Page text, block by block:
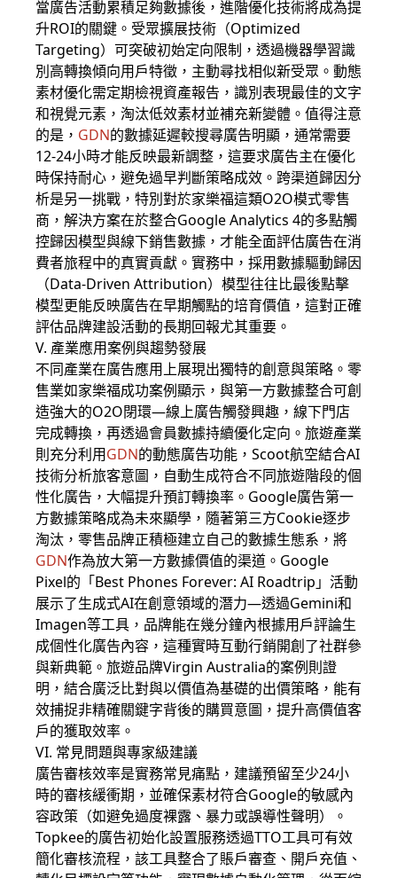
當廣告活動累積足夠數據後，進階優化技術將成為提
升ROI的關鍵。受眾擴展技術（Optimized
Targeting）可突破初始定向限制，透過機器學習識
別高轉換傾向用戶特徵，主動尋找相似新受眾。動態
素材優化需定期檢視資產報告，識別表現最佳的文字
和視覺元素，淘汰低效素材並補充新變體。值得注意
的是， GDN的數據延遲較搜尋廣告明顯，通常需要
12-24小時才能反映最新調整，這要求廣告主在優化
時保持耐心，避免過早判斷策略成效。跨渠道歸因分
析是另一挑戰，特別對於家樂福這類O2O模式零售
商，解決方案在於整合Google Analytics 4的多點觸
控歸因模型與線下銷售數據，才能全面評估廣告在消
費者旅程中的真實貢獻。實務中，採用數據驅動歸因
（Data-Driven Attribution）模型往往比最後點擊
模型更能反映廣告在早期觸點的培育價值，這對正確
評估品牌建設活動的長期回報尤其重要。
V. 產業應用案例與趨勢發展
不同產業在廣告應用上展現出獨特的創意與策略。零
售業如家樂福成功案例顯示，與第一方數據整合可創
造強大的O2O閉環—線上廣告觸發興趣，線下門店
完成轉換，再透過會員數據持續優化定向。旅遊產業
則充分利用GDN的動態廣告功能，Scoot航空結合AI
技術分析旅客意圖，自動生成符合不同旅遊階段的個
性化廣告，大幅提升預訂轉換率。Google廣告第一
方數據策略成為未來顯學，隨著第三方Cookie逐步
淘汰，零售品牌正積極建立自己的數據生態系，將
GDN作為放大第一方數據價值的渠道。Google
Pixel的「Best Phones Forever: AI Roadtrip」活動
展示了生成式AI在創意領域的潛力—透過Gemini和
Imagen等工具，品牌能在幾分鐘內根據用戶評論生
成個性化廣告內容，這種實時互動行銷開創了社群參
與新典範。旅遊品牌Virgin Australia的案例則證
明，結合廣泛比對與以價值為基礎的出價策略，能有
效捕捉非精確關鍵字背後的購買意圖，提升高價值客
戶的獲取效率。
VI. 常見問題與專家級建議
廣告審核效率是實務常見痛點，建議預留至少24小
時的審核緩衝期，並確保素材符合Google的敏感內
容政策（如避免過度裸露、暴力或誤導性聲明）。
Topkee的廣告初始化設置服務透過TTO工具可有效
簡化審核流程，該工具整合了賬戶審查、開戶充值、